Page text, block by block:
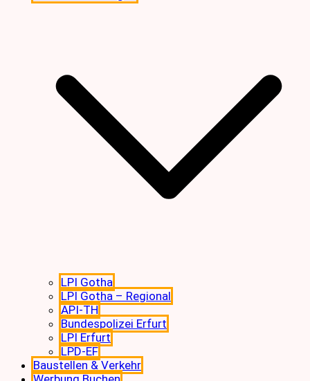
LPI Gotha
LPI Gotha – Regional
API-TH
Bundespolizei Erfurt
LPI Erfurt
LPD-EF
Baustellen & Verkehr